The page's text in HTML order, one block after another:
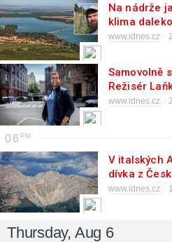
Na nádrže
klima
Vídně
www.idnes.cz
Samovolně
Režisér
manželky
www.idnes.cz
06
V italských
dívka z
srázu
www.idnes.cz
Thursday, Aug 6